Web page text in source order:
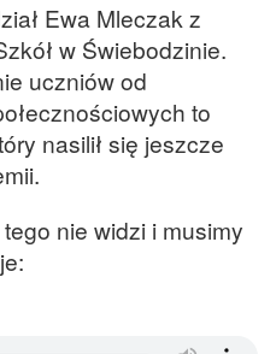
Ewa Mleczak z
w Świebodzinie.
uczniów od
to
nasilił się jeszcze
nie widzi i musimy